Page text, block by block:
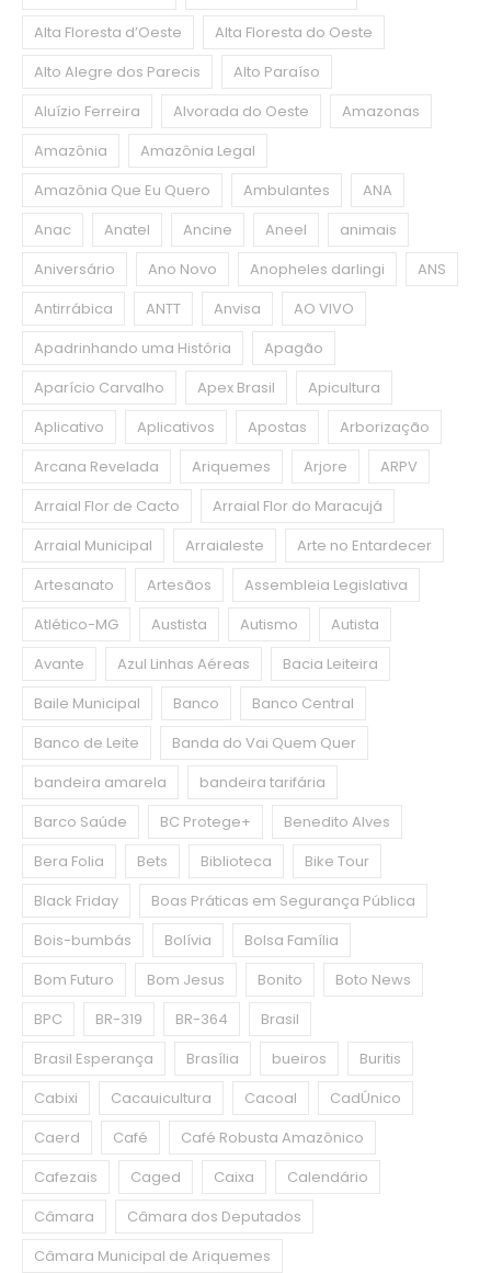
Alta Floresta d’Oeste
Alta Floresta do Oeste
Alto Alegre dos Parecis
Alto Paraíso
Aluízio Ferreira
Alvorada do Oeste
Amazonas
Amazônia
Amazônia Legal
Amazônia Que Eu Quero
Ambulantes
ANA
Anac
Anatel Ancine Aneel
animais
Aniversário
Ano Novo Anopheles darlingi
ANS
Antirrábica
ANTT Anvisa
AO VIVO
Apadrinhando uma História
Apagão
Aparício Carvalho
Apex Brasil
Apicultura
Aplicativo
Aplicativos Apostas
Arborização
Arcana Revelada
Ariquemes Arjore
ARPV
Arraial Flor de Cacto
Arraial Flor do Maracujá
Arraial Municipal
Arraialeste
Arte no Entardecer
Artesanato
Artesãos
Assembleia Legislativa
Atlético-MG
Austista Autismo
Autista
Avante
Azul Linhas Aéreas
Bacia Leiteira
Baile Municipal
Banco
Banco Central
Banco de Leite
Banda do Vai Quem Quer
bandeira amarela
bandeira tarifária
Barco Saúde
BC Protege+
Benedito Alves
Bera Folia
Bets Biblioteca
Bike Tour
Black Friday
Boas Práticas em Segurança Pública
Bois-bumbás
Bolívia
Bolsa Família
Bom Futuro
Bom Jesus Bonito
Boto News
BPC
BR-319 BR-364
Brasil
Brasil Esperança
Brasília bueiros
Buritis
Cabixi
Cacauicultura Cacoal
CadÚnico
Caerd
Café
Café Robusta Amazônico
Cafezais
Caged Caixa
Calendário
Câmara
Câmara dos Deputados
Câmara Municipal de Ariquemes